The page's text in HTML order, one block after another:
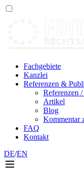
Fachgebiete
Kanzlei
Referenzen &
Referenzen
Artikel
Blog
Kommentar
FAQ
Kontakt
DE/EN